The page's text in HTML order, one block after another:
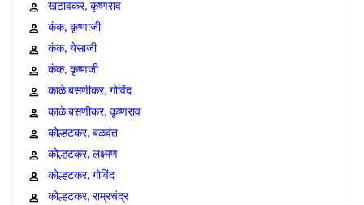
खटावकर, कृष्णराव
कंक, कृष्णाजी
कंक, येसाजी
कंक, कृष्णजी
काळे बसणीकर, गोविंद
काळे बसणीकर, कृष्णराव
कोल्हटकर, बळवंत
कोल्हटकर, लक्ष्मण
कोल्हटकर, गोविंद
कोल्हटकर, राम्रचंद्र